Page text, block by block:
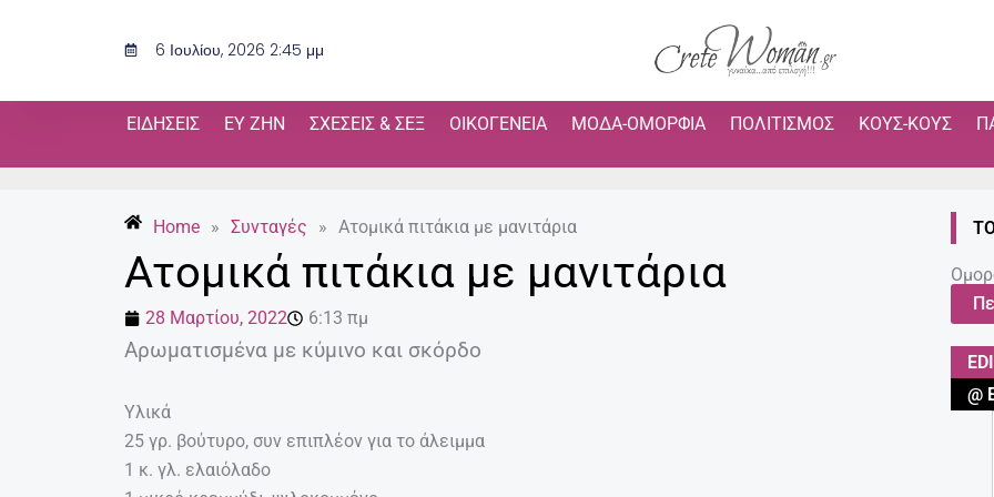
6 Ιουλίου, 2026 2:45 μμ
ΕΙΔΉΣΕΙΣ ΕΥ ΖΗΝ ΣΧΈΣΕΙΣ & ΣΕΞ ΟΙΚΟΓΈΝΕΙΑ ΜΌΔΑ-ΟΜΟΡΦΙΆ ΠΟΛΙΤΙΣΜΌΣ ΚΟΥΣ-ΚΟΥΣ
Home » Συνταγές » Ατομικά πιτάκια με μανιτάρια
Ατομικά πιτάκια με μανιτάρια
28 Μαρτίου, 2022 6:13 πμ
Αρωματισμένα με κύμινο και σκόρδο
Υλικά
25 γρ. βούτυρο, συν επιπλέον για το άλειμμα
1 κ. γλ. ελαιόλαδο
@